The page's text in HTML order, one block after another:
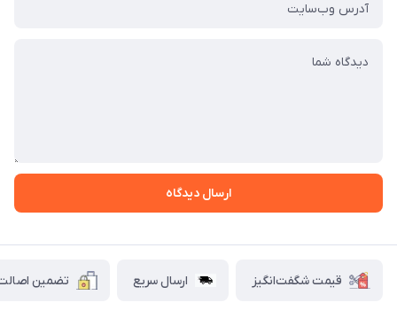
ارسال دیدگاه
قیمت شگفت‌انگیز ارسال سریع تضمین اصالت